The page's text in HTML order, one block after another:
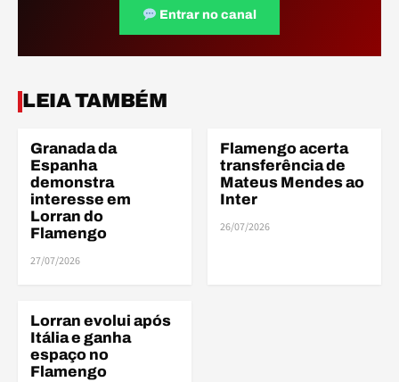
Entrar no canal
LEIA TAMBÉM
BASE
Granada da
Espanha
demonstra
interesse em
Lorran do
Flamengo
27/07/2026
BASE
Flamengo acerta
transferência de
Mateus Mendes ao
Inter
26/07/2026
BASE
Lorran evolui após
Itália e ganha
espaço no
Flamengo